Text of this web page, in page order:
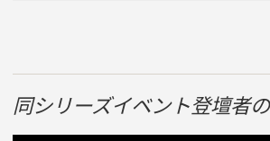
同シリーズイベント登壇者